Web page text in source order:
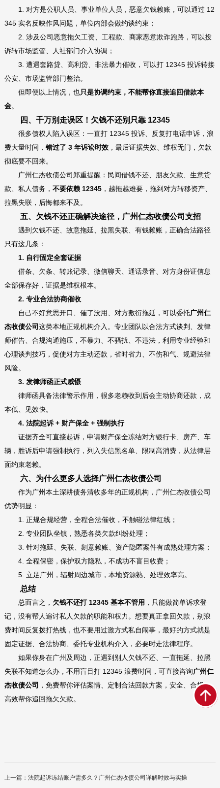
1. 对方是公职人员、事业单位人员，恶意欠钱赖账，可以通过 12
345 实名反映作风问题，单位内部会做约谈约束；
2. 涉及公司恶意拖欠工资、工程款、商家恶意欺诈跑路，可以投
诉转市场监管、人社部门介入协调；
3. 遭遇套路贷、高利贷、非法暴力催收，可以打 12345 投诉转接
公安、市场监管部门整治。
但即便以上情况，也只是协调约束，不能帮你直接追回借款本
金。
四、千万别走误区！欠钱不还别只靠 12345
很多债权人陷入误区：一直打 12345 投诉、反复打电话申诉，浪
费大量时间， 错过了 3 年诉讼时效，最后证据失效、维权无门，欠款
彻底要不回来。
广州仁杰收债公司郑重提醒：民间借钱不还、朋友欠款、生意货
款、私人债务， 不要依赖 12345，越拖越难要，拖到对方转移资产、
拉黑失联，后悔都来不及。
五、欠钱不还正确解决途径，广州仁杰收债公司支招
遇到欠钱不还、故意拖延、拉黑失联、有钱赖账，正确合法路径
只有这几条：
1. 自行固定全套证据
借条、欠条、转账记录、微信聊天、通话录音、对方身份证信息
全部保存好，证据是维权根本。
2. 专业合法协商催收
自己不好意思开口、催了没用、对方敷衍拖延，可以委托广州仁
杰收债公司这类本地正规机构介入。专业团队以合法方式谈判、发律
师催告、合规沟通施压，不暴力、不骚扰、不违法，利用专业经验和
心理谈判技巧，促使对方主动还款，省时省力、不伤和气、规避法律
风险。
3. 发律师函正式威慑
律师函具备法律警示作用，很多老赖收到后会主动协商还款，成
本低、见效快。
4. 法院起诉 + 财产保全 + 强制执行
证据齐全可直接起诉，申请财产保全冻结对方银行卡、房产、车
辆，胜诉后申请强制执行，列入失信黑名单、限制高消费，从法律层
面约束老赖。
六、为什么更多人选择广州仁杰收债公司
作为广州本土深耕债务清收多年的正规机构，广州仁杰收债公司
优势明显：
1. 正规合规经营，全程合法催收，不触碰法律红线；
2. 专业团队坐镇，熟悉各类欠款纠纷处理；
3. 针对拖延、失联、刻意赖账、资产隐匿案件有成熟处理方案；
4. 全程保密，保护双方隐私，不成功不盲目收费；
5. 立足广州，辐射周边城市，本地资源熟、处理效率高。
总结
总而言之， 欠钱不还打 12345 基本不管用 ，只能做简单诉求登
记，没有帮人追讨私人欠款的职能和权力。想要真正拿回欠款，别浪
费时间反复拨打热线，也不要用过激方式私自闹事，最好的方式就是
固定证据、合法协商、委托专业机构介入，必要时走法律程序。
如果你身在广州及周边，正遇到别人欠钱不还、一直拖延、拉黑
失联不知道怎么办，不用盲目打 12345 浪费时间，可直接咨询广州仁
杰收债公司 ，免费帮你评估案情、定制合法回款方案，安全、合规、
高效帮你追回拖欠欠款。
上一篇：法院起诉冻结账户需多久？广州仁杰收债公司详解时效与实操